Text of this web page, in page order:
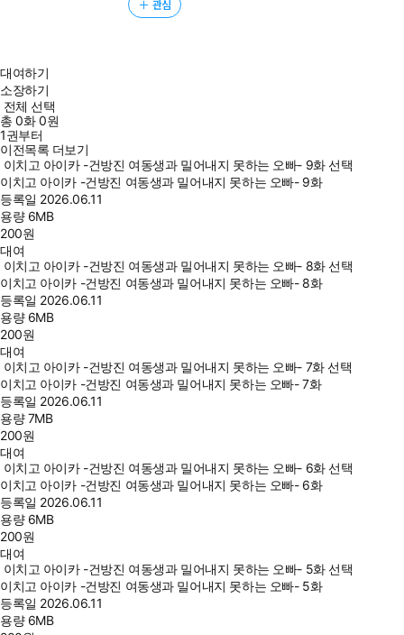
관심
대여하기
소장하기
전체 선택
총0화0원
1권부터
이전목록 더보기
이치고 아이카 -건방진 여동생과 밀어내지 못하는 오빠- 9화 선택
이치고 아이카 -건방진 여동생과 밀어내지 못하는 오빠- 9화
등록일 2026.06.11
용량 6MB
200원
대여
이치고 아이카 -건방진 여동생과 밀어내지 못하는 오빠- 8화 선택
이치고 아이카 -건방진 여동생과 밀어내지 못하는 오빠- 8화
등록일 2026.06.11
용량 6MB
200원
대여
이치고 아이카 -건방진 여동생과 밀어내지 못하는 오빠- 7화 선택
이치고 아이카 -건방진 여동생과 밀어내지 못하는 오빠- 7화
등록일 2026.06.11
용량7MB
200원
대여
이치고 아이카 -건방진 여동생과 밀어내지 못하는 오빠- 6화 선택
이치고 아이카 -건방진 여동생과 밀어내지 못하는 오빠- 6화
등록일 2026.06.11
용량 6MB
200원
대여
이치고 아이카 -건방진 여동생과 밀어내지 못하는 오빠- 5화 선택
이치고 아이카 -건방진 여동생과 밀어내지 못하는 오빠- 5화
등록일 2026.06.11
용량 6MB